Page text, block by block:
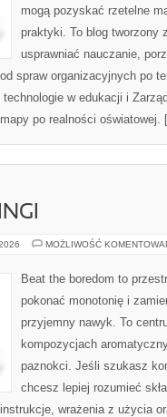
mogą pozyskać rzetelne
praktyki. To blog tworzony
usprawniać nauczanie,
spraw organizacyjnych po
w edukacji i
po realności
MOŻLIWOŚĆ
Beat the boredom to
pokonać monotonię i
przyjemny nawyk. To
kompozycjach
paznokci. Jeśli szukasz
chcesz lepiej rozumieć
wrażenia z użycia